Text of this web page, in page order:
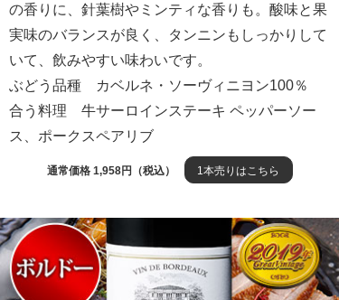
の香りに、針葉樹やミンティな香りも。酸味と果
実味のバランスが良く、タンニンもしっかりして
いて、飲みやすい味わいです。
ぶどう品種 カベルネ・ソーヴィニヨン100％
合う料理 牛サーロインステーキ ペッパーソー
ス、ポークスペアリブ
通常価格 1,958円（税込） 1本売りはこちら